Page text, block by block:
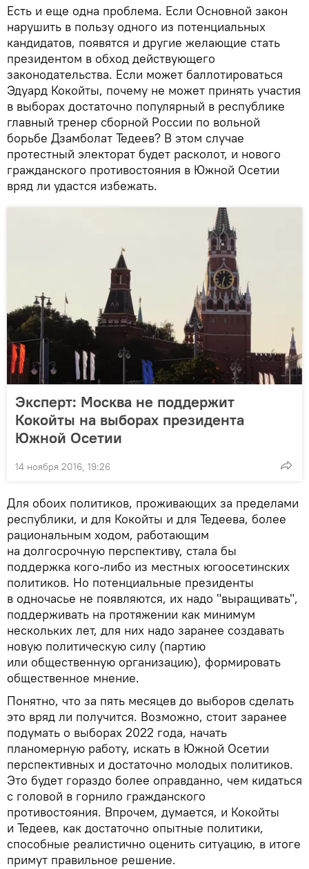
Есть и еще одна проблема. Если Основной закон
нарушить в пользу одного из потенциальных
кандидатов, появятся и другие желающие стать
президентом в обход действующего
законодательства. Если может баллотироваться
Эдуард Кокойты, почему не может принять участия
в выборах достаточно популярный в республике
главный тренер сборной России по вольной
борьбе Дзамболат Тедеев? В этом случае
протестный электорат будет расколот, и нового
гражданского противостояния в Южной Осетии
вряд ли удастся избежать.
Эксперт: Москва не поддержит
Кокойты на выборах президента
Южной Осетии
14 ноября 2016, 19:26
Для обоих политиков, проживающих за пределами
республики, и для Кокойты и для Тедеева, более
рациональным ходом, работающим
на долгосрочную перспективу, стала бы
поддержка кого-либо из местных югоосетинских
политиков. Но потенциальные президенты
в одночасье не появляются, их надо "выращивать",
поддерживать на протяжении как минимум
нескольких лет, для них надо заранее создавать
новую политическую силу (партию
или общественную организацию), формировать
общественное мнение.
Понятно, что за пять месяцев до выборов сделать
это вряд ли получится. Возможно, стоит заранее
подумать о выборах 2022 года, начать
планомерную работу, искать в Южной Осетии
перспективных и достаточно молодых политиков.
Это будет гораздо более оправданно, чем кидаться
с головой в горнило гражданского
противостояния. Впрочем, думается, и Кокойты
и Тедеев, как достаточно опытные политики,
способные реалистично оценить ситуацию, в итоге
примут правильное решение.